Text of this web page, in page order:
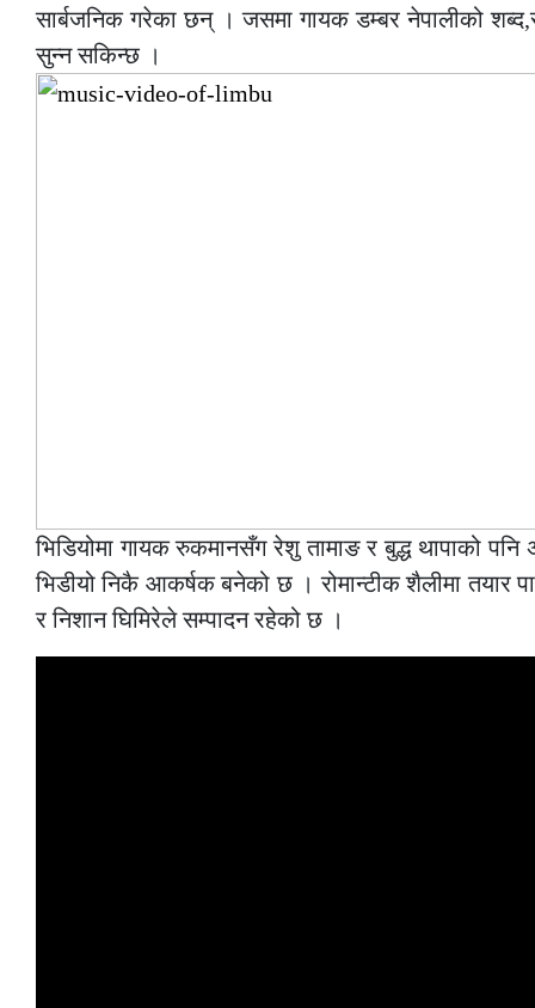
सार्बजनिक गरेका छन् । जसमा गायक डम्बर नेपालीको
सुन्न सकिन्छ ।
भिडियोमा गायक रुकमानसँग रेशु तामाङ र बुद्ध थापाको
भिडीयो निकै आकर्षक बनेको छ । रोमान्टीक शैलीमा तयार
र निशान घिमिरेले सम्पादन रहेको छ ।